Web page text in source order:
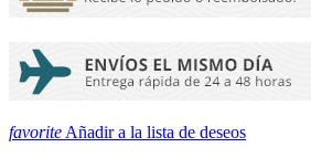
favorite Añadir a la lista de deseos